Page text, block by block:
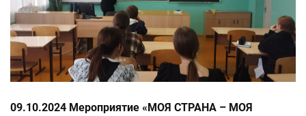
09.10.2024 Мероприятие «МОЯ СТРАНА – МОЯ